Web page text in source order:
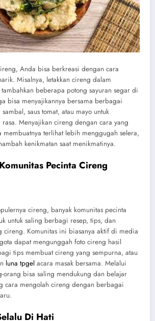
Anda bisa berkreasi dengan cara
Misalnya, letakkan cireng dalam
beberapa potong sayuran segar di
bisa menyajikannya bersama berbagai
saus tomat, atau mayo untuk
Menyajikan cireng dengan cara yang
membuatnya terlihat lebih menggugah selera,
kenikmatan saat menikmatinya.
Pecinta Cireng
cireng, banyak komunitas pecinta
untuk saling berbagi resep, tips, dan
cireng. Komunitas ini biasanya aktif di media
dapat mengunggah foto cireng hasil
tips membuat cireng yang sempurna, atau
luna tpgel acara masak bersama. Melalui
orang bisa saling mendukung dan belajar
cara mengolah cireng dengan berbagai
Di Hati